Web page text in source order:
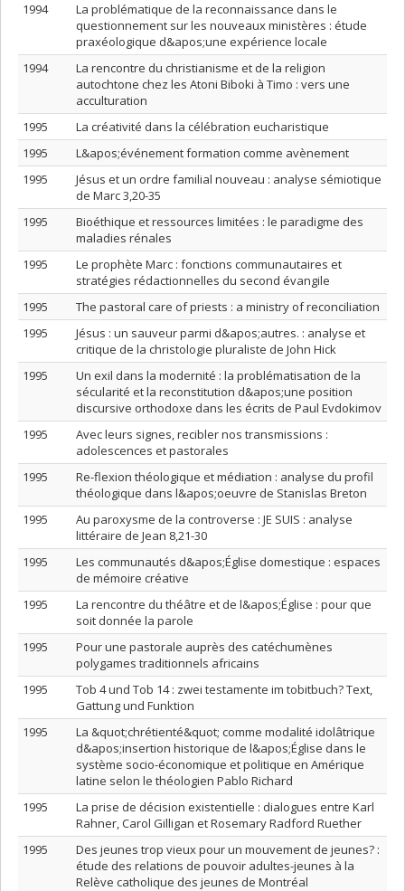
1994
La problématique de la reconnaissance dans le
questionnement sur les nouveaux ministères : étude
praxéologique d&apos;une expérience locale
1994
La rencontre du christianisme et de la religion
autochtone chez les Atoni Biboki à Timo : vers une
acculturation
1995
La créativité dans la célébration eucharistique
1995
L&apos;événement formation comme avènement
1995
Jésus et un ordre familial nouveau : analyse sémiotique
de Marc 3,20-35
1995
Bioéthique et ressources limitées : le paradigme des
maladies rénales
1995
Le prophète Marc : fonctions communautaires et
stratégies rédactionnelles du second évangile
1995
The pastoral care of priests : a ministry of reconciliation
1995
Jésus : un sauveur parmi d&apos;autres. : analyse et
critique de la christologie pluraliste de John Hick
1995
Un exil dans la modernité : la problématisation de la
sécularité et la reconstitution d&apos;une position
discursive orthodoxe dans les écrits de Paul Evdokimov
1995
Avec leurs signes, recibler nos transmissions :
adolescences et pastorales
1995
Re-flexion théologique et médiation : analyse du profil
théologique dans l&apos;oeuvre de Stanislas Breton
1995
Au paroxysme de la controverse : JE SUIS : analyse
littéraire de Jean 8,21-30
1995
Les communautés d&apos;Église domestique : espaces
de mémoire créative
1995
La rencontre du théâtre et de l&apos;Église : pour que
soit donnée la parole
1995
Pour une pastorale auprès des catéchumènes
polygames traditionnels africains
1995
Tob 4 und Tob 14 : zwei testamente im tobitbuch? Text,
Gattung und Funktion
1995
La &quot;chrétienté&quot; comme modalité idolâtrique
d&apos;insertion historique de l&apos;Église dans le
système socio-économique et politique en Amérique
latine selon le théologien Pablo Richard
1995
La prise de décision existentielle : dialogues entre Karl
Rahner, Carol Gilligan et Rosemary Radford Ruether
1995
Des jeunes trop vieux pour un mouvement de jeunes? :
étude des relations de pouvoir adultes-jeunes à la
Relève catholique des jeunes de Montréal